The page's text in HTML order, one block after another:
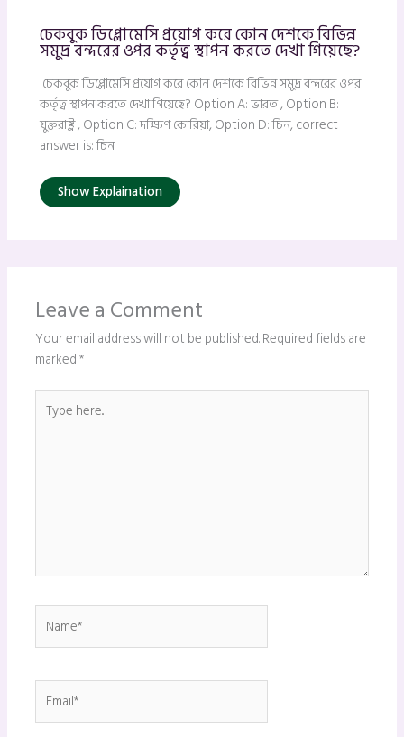
চেকবুক ডিপ্লোমেসি প্রয়োগ করে কোন দেশকে বিভিন্ন
সমুদ্র বন্দরের ওপর কর্তৃত্ব স্থাপন করতে দেখা গিয়েছে?
চেকবুক ডিপ্লোমেসি প্রয়োগ করে কোন দেশকে বিভিন্ন সমুদ্র বন্দরের ওপর
কর্তৃত্ব স্থাপন করতে দেখা গিয়েছে? Option A: ভারত , Option B:
যুক্তরাষ্ট্র , Option C: দক্ষিণ কোরিয়া, Option D: চিন, correct
answer is: চিন
Show Explaination
Leave a Comment
Your email address will not be published.Required fields are
marked*
here..